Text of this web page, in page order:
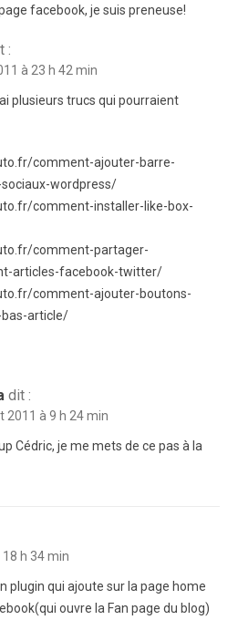
facebook, je suis preneuse!
:
à 23 h 42 min
plusieurs trucs qui pourraient
comment-ajouter-barre-
wordpress/
comment-installer-like-box-
comment-partager-
articles-facebook-twitter/
comment-ajouter-boutons-
article/
dit :
2011 à 9 h 24 min
Cédric, je me mets de ce pas à la
h 34 min
plugin qui ajoute sur la page home
ouvre la Fan page du blog)